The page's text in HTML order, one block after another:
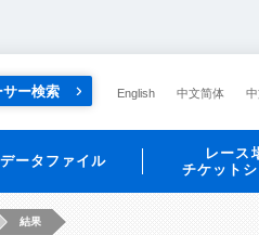
サー検索 English 中文简体
データファイル
レース
チケット
結果